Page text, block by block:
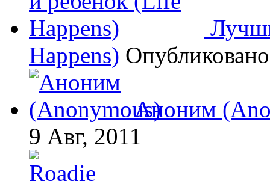
Happens)
Аноним
9 Авг, 2011